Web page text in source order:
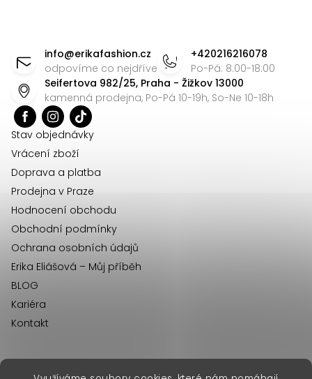
info@erikafashion.cz
odpovíme co nejdříve
+420216216078
Po-Pá: 8:00-18:00
Seifertova 982/25, Praha - Žižkov 13000
kamenná prodejna, Po-Pá 10-19h, So-Ne 10-18h
Stav objednávky
Vrácení zboží
Doprava a platba
Prodejna v Praze
Hodnocení obchodu
Obchodní podmínky
Ochrana osobních údajů
Erika Eliášová – Můj příběh
BLOG
Kariéra
Kontakt